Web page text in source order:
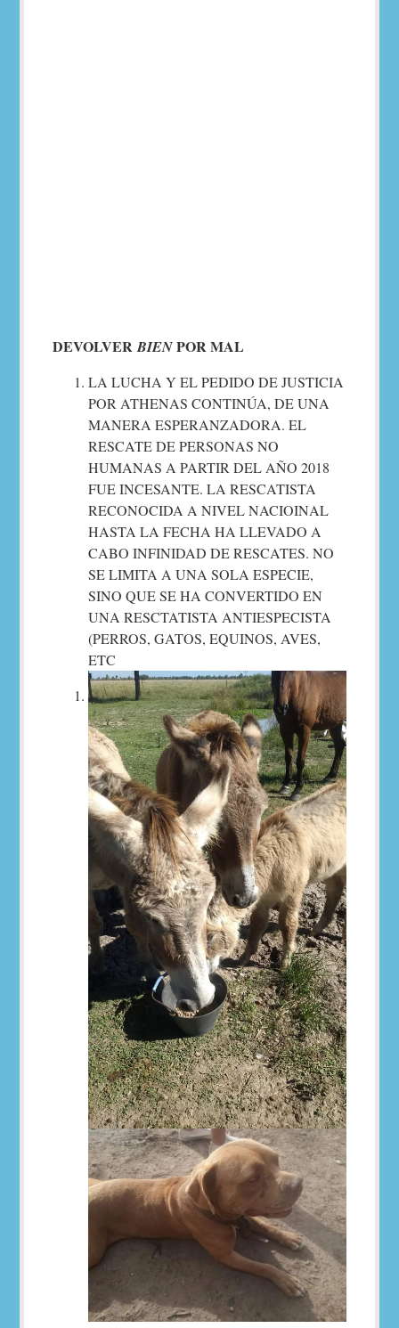
DEVOLVERBIENPORMAL
LA LUCHA Y EL PEDIDO DE JUSTICIA
POR ATHENAS CONTINÚA, DE UNA
MANERA ESPERANZADORA. EL
RESCATE DE PERSONAS NO
HUMANAS A PARTIR DEL AÑO 2018
FUE INCESANTE. LA RESCATISTA
RECONOCIDA A NIVEL NACIOINAL
HASTA LA FECHA HA LLEVADO A
CABO INFINIDAD DE RESCATES. NO
SE LIMITA A UNA SOLA ESPECIE,
SINO QUE SE HA CONVERTIDO EN
UNA RESCTATISTA ANTIESPECISTA
(PERROS, GATOS, EQUINOS, AVES,
ETC